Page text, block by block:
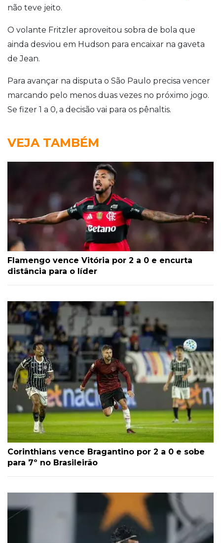
não teve jeito.
O volante Fritzler aproveitou sobra de bola que
ainda desviou em Hudson para encaixar na gaveta
de Jean.
Para avançar na disputa o São Paulo precisa vencer
marcando pelo menos duas vezes no próximo jogo.
Se fizer 1 a 0, a decisão vai para os pênaltis.
VEJA TAMBÉM
Flamengo vence Vitória por 2 a 0 e encurta
distância para o líder
Corinthians vence Bragantino por 2 a 0 e sobe
para 7º no Brasileirão